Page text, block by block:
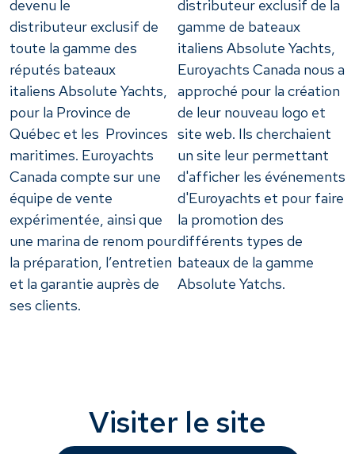
devenu le
distributeur exclusif de
toute la gamme des
réputés bateaux
italiens Absolute Yachts,
pour la Province de
Québec et les Provinces
maritimes. Euroyachts
Canada compte sur une
équipe de vente
expérimentée, ainsi que
une marina de renom pour
la préparation, l’entretien
et la garantie auprès de
ses clients.
distributeur exclusif de la
gamme de bateaux
italiens Absolute Yachts,
Euroyachts Canada nous a
approché pour la création
de leur nouveau logo et
site web. Ils cherchaient
un site leur permettant
d'afficher les événements
d'Euroyachts et pour faire
la promotion des
différents types de
bateaux de la gamme
Absolute Yatchs.
Visiter le site